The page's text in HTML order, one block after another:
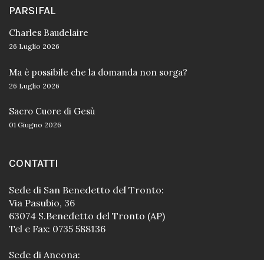
PARSIFAL
Charles Baudelaire
26 Luglio 2026
Ma è possibile che la domanda non sorga?
26 Luglio 2026
Sacro Cuore di Gesù
01 Giugno 2026
CONTATTI
Sede di San Benedetto del Tronto:
Via Pasubio, 36
63074 S.Benedetto del Tronto (AP)
Tel e Fax: 0735 588136
Sede di Ancona: